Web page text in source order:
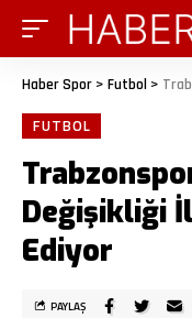
Haber Spor > Futbol >
FUTBOL
Değişikliği
Ediyor
PAYLAŞ